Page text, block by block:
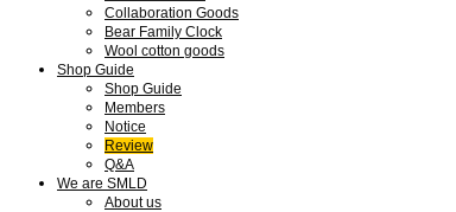
Collaboration Goods
Bear Family Clock
Wool cotton goods
Shop Guide
Shop Guide
Members
Notice
Review
Q&A
We are SMLD
About us